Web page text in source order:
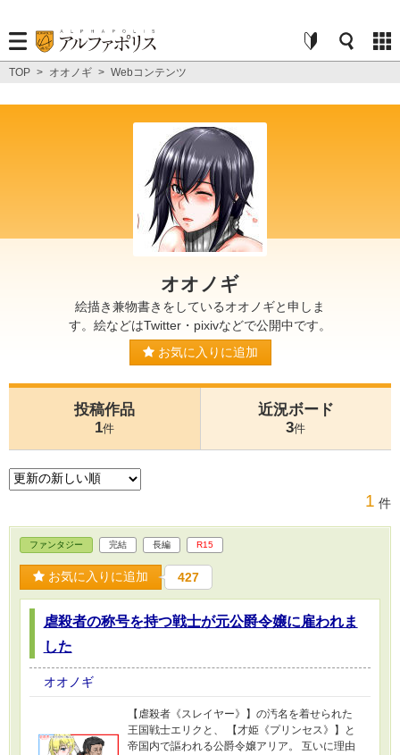
TOP > オオノギ > Webコンテンツ
オオノギ
絵描き兼物書きをしているオオノギと申しま
す。絵などはTwitter・pixivなどで公開中です。
お気に入りに追加
投稿作品
1件
近況ボード
3件
1 件
ファンタジー 完結 長編 R15
お気に入りに追加 427
虐殺者の称号を持つ戦士が元公爵令嬢に雇われま
した
オオノギ
【虐殺者《スレイヤー》】の汚名を着せられた
王国戦士エリクと、 【才姫《プリンセス》】と
帝国内で謳われる公爵令嬢アリア。 互いに理由